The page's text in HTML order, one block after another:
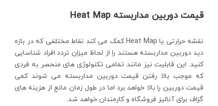
قیمت دوربین مداربسته Heat Map
نقشه حرارتی یا Heat Map کمک می کند نقاط مختلفی که در بازه
دید دوربین مداربسته هستند را از لحاظ میزان تردد افراد شناسایی
کنید. این قابلیت نیز مانند تمامی تکنولوژی های منحصر به فردی
که موجب بالا رفتن قیمت دوربین مداربسته می شوند کمی
قیمت دوربین را بالا خواهد برد اما در طول زمان مانع از هزینه های
گزاف برای آنالیز فروشگاه و کارمندان خواهد شد.